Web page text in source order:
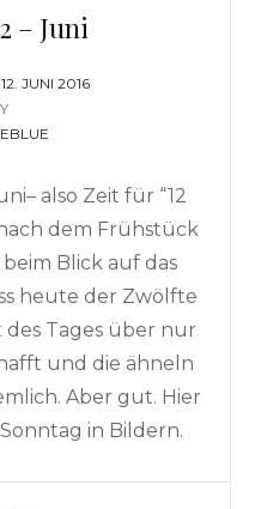
– Juni
POSTED
ON
12. JUNI 2016
also Zeit für “12
dem Frühstück
Blick auf das
heute der Zwölfte
des Tages über nur
und die ähneln
Aber gut. Hier
in Bildern.